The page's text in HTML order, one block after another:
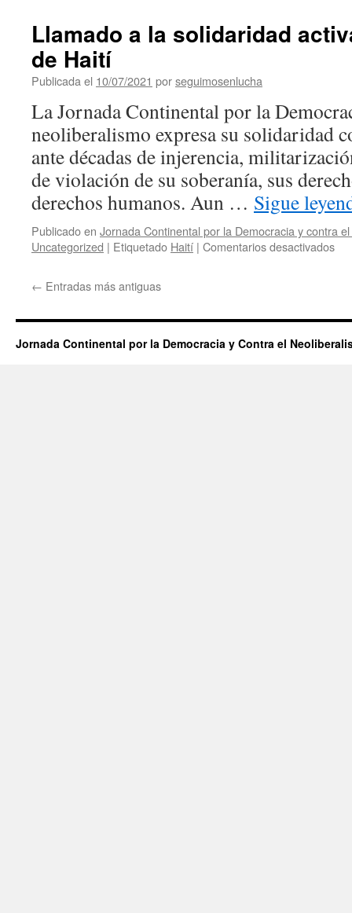
Contexto
Latina
y
el
Caribe:
miradas
los
pueblos
en
Llamado a la solidaridad
de Haití
Publicada el 10/07/2021 porseguimosenlucha
La Jornada Continental por la
neoliberalismo expresa su solidaridad
ante décadas de injerencia,
de violación de su soberanía, sus
derechos humanos. Aun … Sigue
Publicado en Jornada Continental por la Democracia y contra
Uncategorized | Etiquetado Haití | Comentarios desactivadosen
con
← Entradas más antiguas
Jornada Continental por la Democracia y Contra el